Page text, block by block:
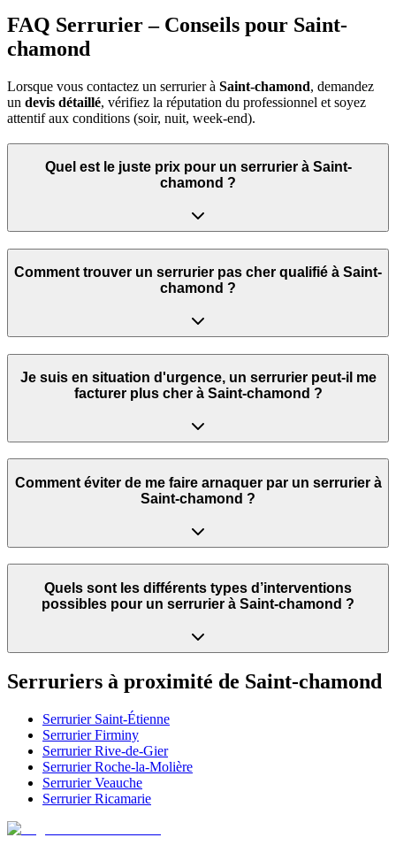
FAQ Serrurier – Conseils pour Saint-
chamond
Lorsque vous contactez un serrurier à Saint-chamond, demandez
un devis détaillé, vérifiez la réputation du professionnel et soyez
attentif aux conditions (soir, nuit, week‑end).
Quel est le juste prix pour un serrurier à Saint-
chamond ?
Comment trouver un serrurier pas cher qualifié à Saint-
chamond ?
Je suis en situation d'urgence, un serrurier peut‑il me
facturer plus cher à Saint-chamond ?
Comment éviter de me faire arnaquer par un serrurier à
Saint-chamond ?
Quels sont les différents types d’interventions
possibles pour un serrurier à Saint-chamond ?
Serruriers à proximité de Saint-chamond
Serrurier Saint-Étienne
SerrurierFirminy
SerrurierRive-de-Gier
SerrurierRoche-la-Molière
SerrurierVeauche
SerrurierRicamarie